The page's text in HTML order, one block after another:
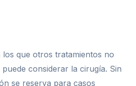
los que otros tratamientos no
considerar la cirugía. Sin
se reserva para casos